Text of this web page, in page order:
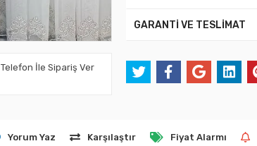
Telefon İle Sipariş Ver
GARANTİ VE TESLİMAT
Yorum Yaz Karşılaştır Fiyat Alarmı